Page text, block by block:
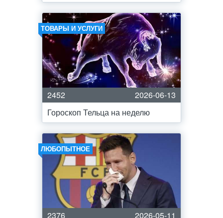
ТОВАРЫ И УСЛУГИ
2452
2026-06-13
Гороскоп Тельца на неделю
ЛЮБОПЫТНОЕ
2376
2026-05-11